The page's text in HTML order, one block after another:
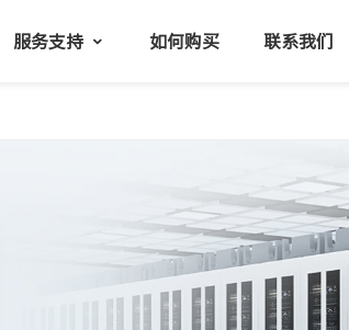
服务支持 如何购买 联系我们